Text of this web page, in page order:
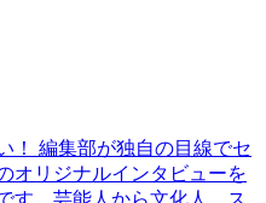
！ 編集部が独自の目線でセ
オリジナルインタビューを